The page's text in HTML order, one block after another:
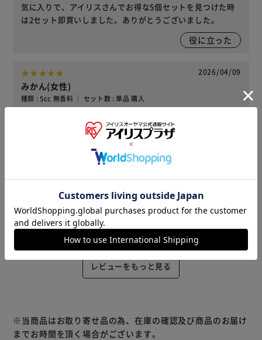
気に入りで、アイリスさんでお得な5個セットを見つけた時
は2セット即買いしました。ありがとうございました。
役に立った
2026/04/09
みかん(女性)
種類 : 5cc 無香料 ｜ セット数 : 単品 購入
りんご(女性)
種類 : 10cc 無香料 ｜ セット数 : 単品 購入
サラッと肌触りがよく、お得な価格で購入で嬉しいです。
役に立った
レビューをもっと見る
※当商品はお取り寄せ品の為、在庫の確認及び商品のお届け
までお時間を頂く場合がございます。